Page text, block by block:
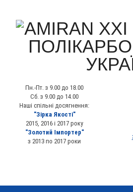
Пн.-Пт. з 9.00 до 18.00
Сб. з 9.00 до 14.00
Наші спільні досягнення:
"Зірка Якості"
2015, 2016 і 2017 року
"Золотий Імпортер"
з 2013 по 2017 роки